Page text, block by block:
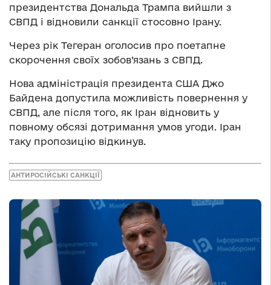
президентства Дональда Трампа вийшли з
СВПД і відновили санкції стосовно Ірану.
Через рік Тегеран оголосив про поетапне
скорочення своїх зобов’язань з СВПД.
Нова адміністрація президента США Джо
Байдена допустила можливість повернення у
СВПД, але після того, як Іран відновить у
повному обсязі дотримання умов угоди. Іран
таку пропозицію відкинув.
АНТИРОСІЙСЬКІ САНКЦІЇ